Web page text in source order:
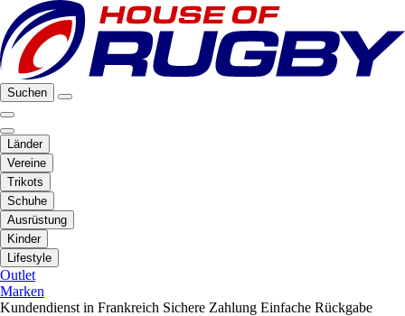
Suchen
Länder
Vereine
Trikots
Schuhe
Ausrüstung
Kinder
Lifestyle
Outlet
Marken
Kundendienst in Frankreich Sichere Zahlung Einfache Rückgabe